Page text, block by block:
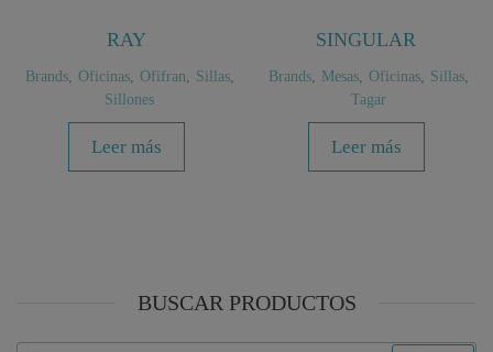
RAY
Brands, Oficinas, Ofifran, Sillas,
Sillones
Leer más
SINGULAR
Brands, Mesas, Oficinas, Sillas,
Tagar
Leer más
BUSCAR PRODUCTOS